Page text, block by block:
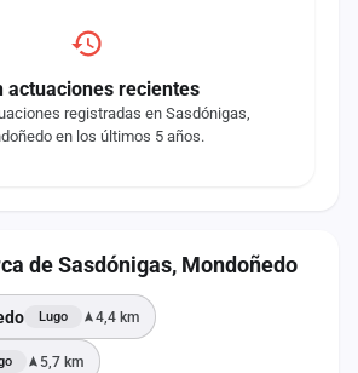
actuaciones recientes
registradas en Sasdónigas,
en los últimos 5 años.
de Sasdónigas, Mondoñedo
Lugo 4,4 km
5,7 km